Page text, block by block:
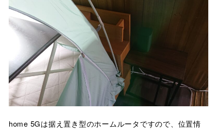
home 5Gは据え置き型のホームルータですので、位置情